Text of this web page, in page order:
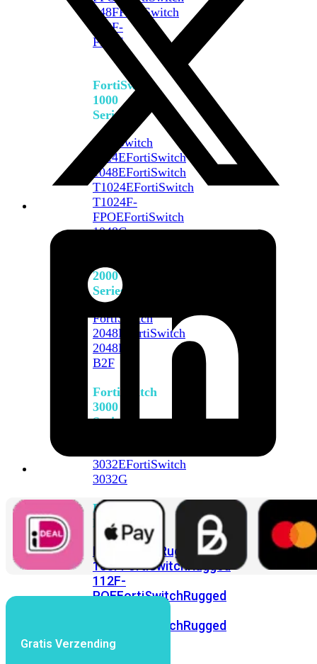
648FFortiSwitch
648F-
FPOE
FortiSwitch
1000
Series
FortiSwitch
1024EFortiSwitch
1048EFortiSwitch
T1024EFortiSwitch
T1024F-
FPOEFortiSwitch
1048G
2000
Series
FortiSwitch
2048F
FortiSwitch
2048F-
B2F
FortiSwitch
3000
Series
3032EFortiSwitch
3032G
FortiSwitch
Ruggedized
FortiSwitchRugged
108FFortiSwitchRugged
112F-
POEFortiSwitchRugged
FortiSwitchRugged
424F-
Gratis Verzending